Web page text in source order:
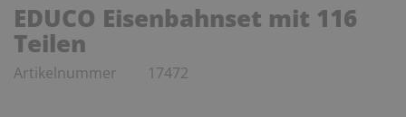
EDUCO Eisenbahnset mit 116
Teilen
Artikelnummer 17472